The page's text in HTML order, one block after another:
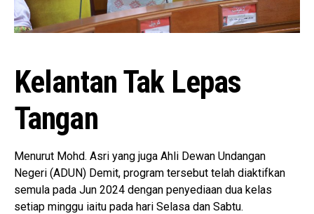
Kelantan Tak Lepas
Tangan
Menurut Mohd. Asri yang juga Ahli Dewan Undangan
Negeri (ADUN) Demit, program tersebut telah diaktifkan
semula pada Jun 2024 dengan penyediaan dua kelas
setiap minggu iaitu pada hari Selasa dan Sabtu.